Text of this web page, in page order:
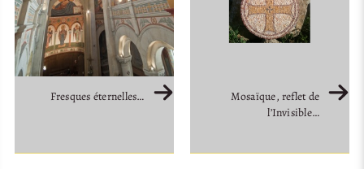
Fresques éternelles…
Mosaïque, reflet de
l’Invisible…